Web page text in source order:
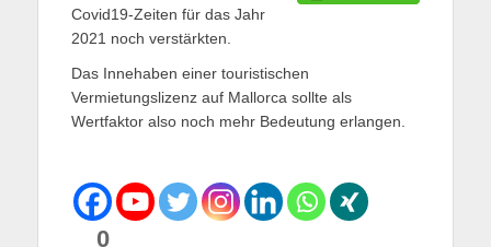
Covid19-Zeiten für das Jahr
2021 noch verstärkten.
Das Innehaben einer touristischen
Vermietungslizenz auf Mallorca sollte als
Wertfaktor also noch mehr Bedeutung erlangen.
0